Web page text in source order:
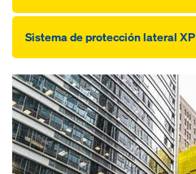
Sistema de protección lateral XP